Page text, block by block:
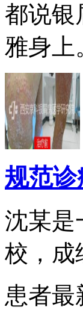
都说银
雅身上
规范
沈某是
校，成
患者最